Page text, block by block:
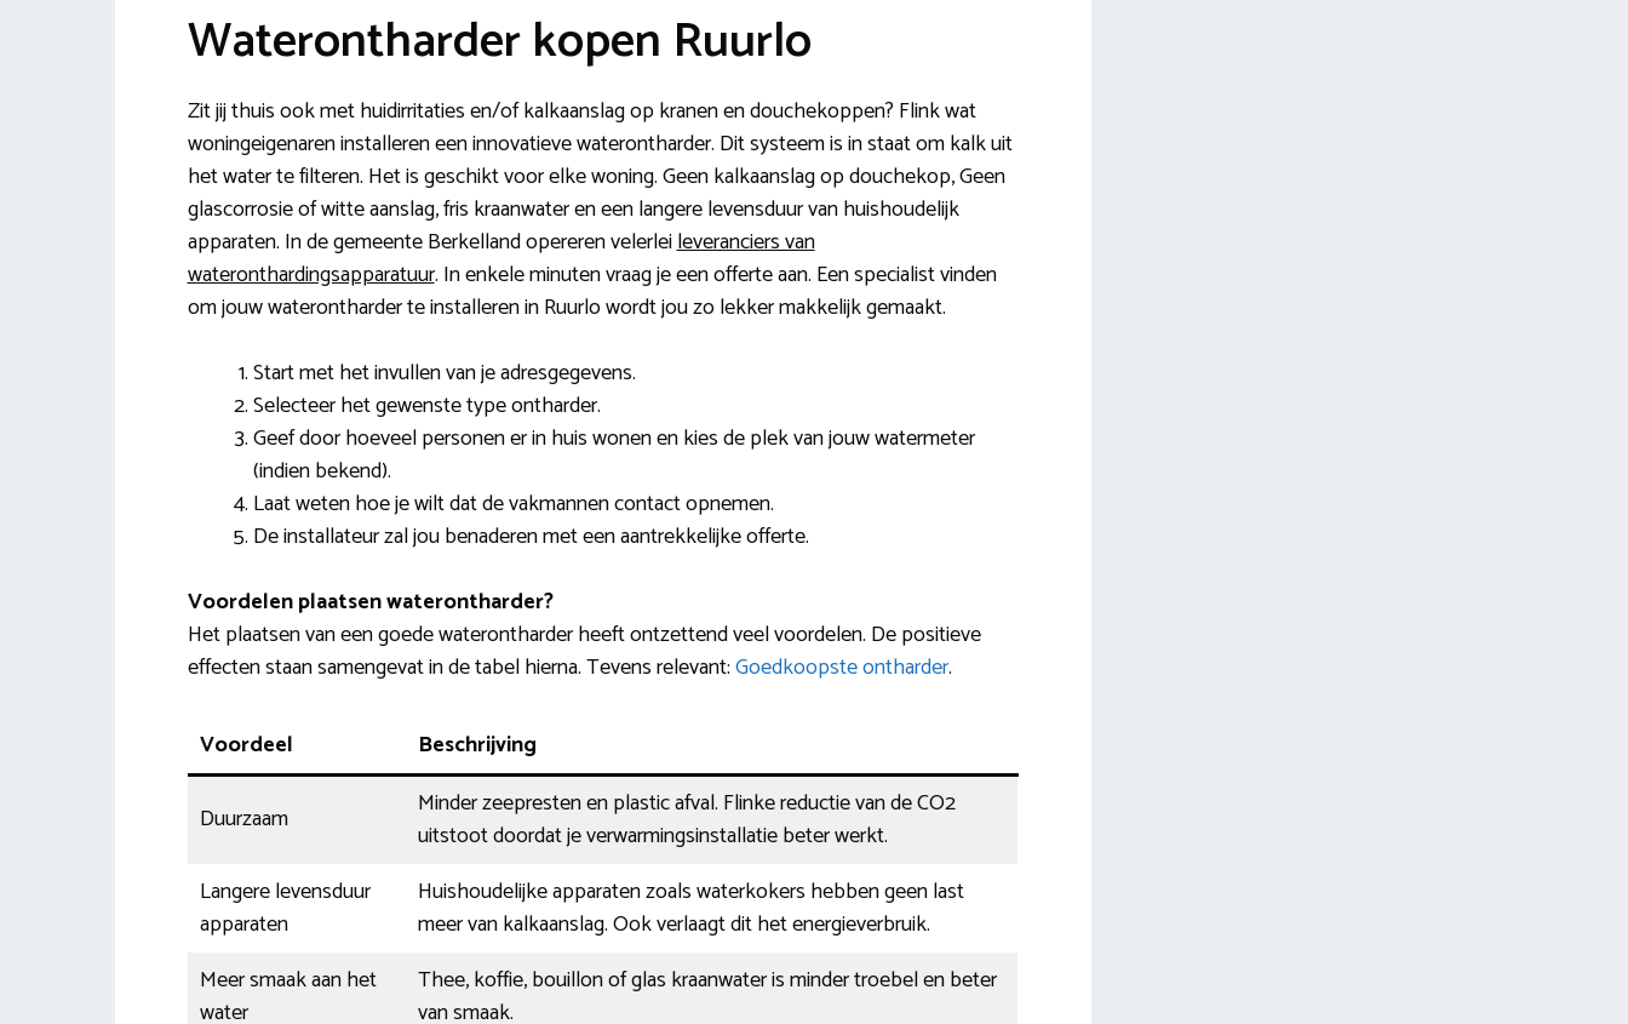
Waterontharder kopen Ruurlo
Zit jij thuis ook met huidirritaties en/of kalkaanslag op kranen en douchekoppen? Flink wat
woningeigenaren installeren een innovatieve waterontharder. Dit systeem is in staat om kalk uit
het water te filteren. Het is geschikt voor elke woning. Geen kalkaanslag op douchekop, Geen
glascorrosie of witte aanslag, fris kraanwater en een langere levensduur van huishoudelijk
apparaten. In de gemeente Berkelland opereren velerleileveranciers van
wateronthardingsapparatuur. In enkele minuten vraag je een offerte aan. Een specialist vinden
om jouw waterontharder te installeren in Ruurlo wordt jou zo lekker makkelijk gemaakt.
Start met het invullen van je adresgegevens.
Selecteer het gewenste type ontharder.
Geef door hoeveel personen er in huis wonen en kies de plek van jouw watermeter
(indien bekend).
Laat weten hoe je wilt dat de vakmannen contact opnemen.
De installateur zal jou benaderen met een aantrekkelijke offerte.
Voordelen plaatsen waterontharder?
Het plaatsen van een goede waterontharder heeft ontzettend veel voordelen. De positieve
effecten staan samengevat in de tabel hierna. Tevens relevant:Goedkoopste ontharder.
Voordeel Beschrijving
Duurzaam
Minder zeepresten en plastic afval. Flinke reductie van de CO2
uitstoot doordat je verwarmingsinstallatie beter werkt.
Langere levensduur
apparaten
Huishoudelijke apparaten zoals waterkokers hebben geen last
meer van kalkaanslag. Ook verlaagt dit het energieverbruik.
Meer smaak aan het
water
Thee, koffie, bouillon of glas kraanwater is minder troebel en beter
van smaak.